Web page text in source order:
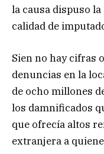
la causa dispuso
calidad de
Sien no hay cifras
denuncias en la
de ocho millones
los damnificados
que ofrecía altos
extranjera a